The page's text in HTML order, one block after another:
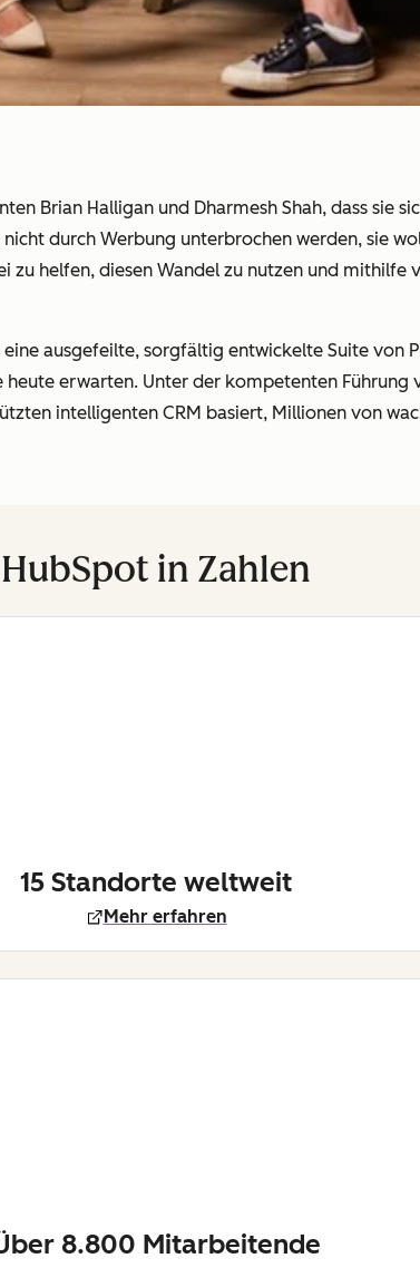
Brian Halligan und Dharmesh Shah, dass sie
durch Werbung unterbrochen werden, sie
zu helfen, diesen Wandel zu nutzen und mithilfe
ausgefeilte, sorgfältig entwickelte Suite von
erwarten. Unter der kompetenten Führung
intelligenten CRM basiert, Millionen von
HubSpot in Zahlen
15 Standorte weltweit
Mehr erfahren
8.800 Mitarbeitende